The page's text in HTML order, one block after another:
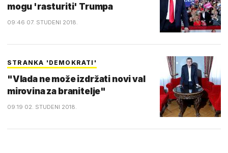
mogu 'rasturiti' Trumpa
09:46 07. STUDENI 2018.
STRANKA 'DEMOKRATI'
"Vlada ne može izdržati novi val
mirovina za branitelje"
09:19 02. STUDENI 2018.